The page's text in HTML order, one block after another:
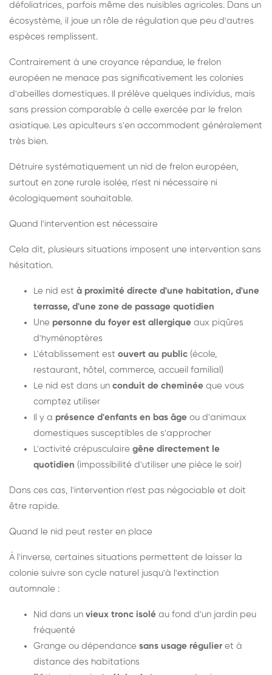
défoliatrices, parfois même des nuisibles agricoles. Dans un
écosystème, il joue un rôle de régulation que peu d'autres
espèces remplissent.
Contrairement à une croyance répandue, le frelon
européen ne menace pas significativement les colonies
d'abeilles domestiques. Il prélève quelques individus, mais
sans pression comparable à celle exercée par le frelon
asiatique. Les apiculteurs s'en accommodent généralement
très bien.
Détruire systématiquement un nid de frelon européen,
surtout en zone rurale isolée, n'est ni nécessaire ni
écologiquement souhaitable.
Quand l'intervention est nécessaire
Cela dit, plusieurs situations imposent une intervention sans
hésitation.
Le nid est à proximité directe d'une habitation, d'une
terrasse, d'une zone de passage quotidien
Une personne du foyer est allergique aux piqûres
d'hyménoptères
L'établissement est ouvert au public (école,
restaurant, hôtel, commerce, accueil familial)
Le nid est dans un conduit de cheminée que vous
comptez utiliser
Il y a présence d'enfants en bas âge ou d'animaux
domestiques susceptibles de s'approcher
L'activité crépusculaire gêne directement le
quotidien (impossibilité d'utiliser une pièce le soir)
Dans ces cas, l'intervention n'est pas négociable et doit
être rapide.
Quand le nid peut rester en place
À l'inverse, certaines situations permettent de laisser la
colonie suivre son cycle naturel jusqu'à l'extinction
automnale :
Nid dans un vieux tronc isolé au fond d'un jardin peu
fréquenté
Grange ou dépendance sans usage régulier et à
distance des habitations